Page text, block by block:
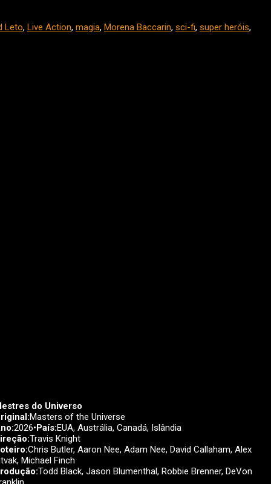
Leto, Live Action, magia, Morena Baccarin, sci-fi, super heróis,
do Universo
Masters of the Universe
2026• País:EUA, Austrália, Canadá, Islândia
Travis Knight
Chris Butler, Aaron Nee, Adam Nee, David Callaham, Alex
Michael Finch
Todd Black, Jason Blumenthal, Robbie Brenner, DeVon